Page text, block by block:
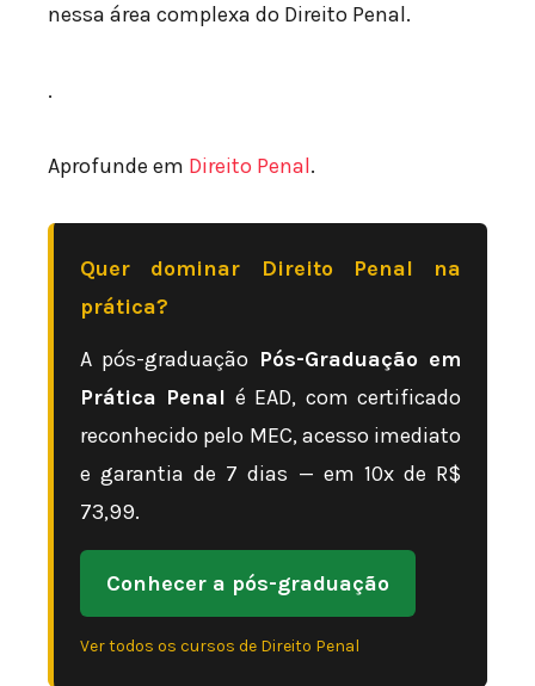
nessa área complexa do Direito Penal.
.
Aprofunde em Direito Penal.
Quer dominar Direito Penal na
prática?
A pós-graduação Pós-Graduação em
Prática Penal é EAD, com certificado
reconhecido pelo MEC, acesso imediato
e garantia de 7 dias — em 10x de R$
73,99.
Conhecer a pós-graduação
Ver todos os cursos de Direito Penal